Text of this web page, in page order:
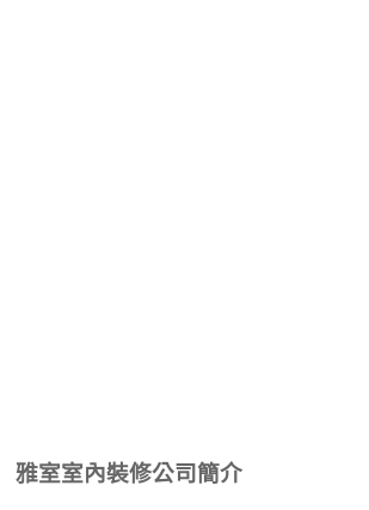
雅室室內裝修公司簡介